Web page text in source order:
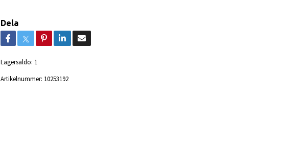
Dela
Lagersaldo: 1
Artikelnummer: 10253192